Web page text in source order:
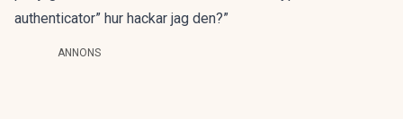
authenticator” hur hackar jag den?”
ANNONS